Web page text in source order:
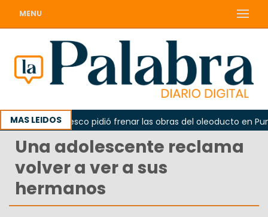
MENU
MAS LEIDOS
La Unesco pidió frenar las obras del oleoducto en Punta
Una adolescente reclama
volver a ver a sus
hermanos